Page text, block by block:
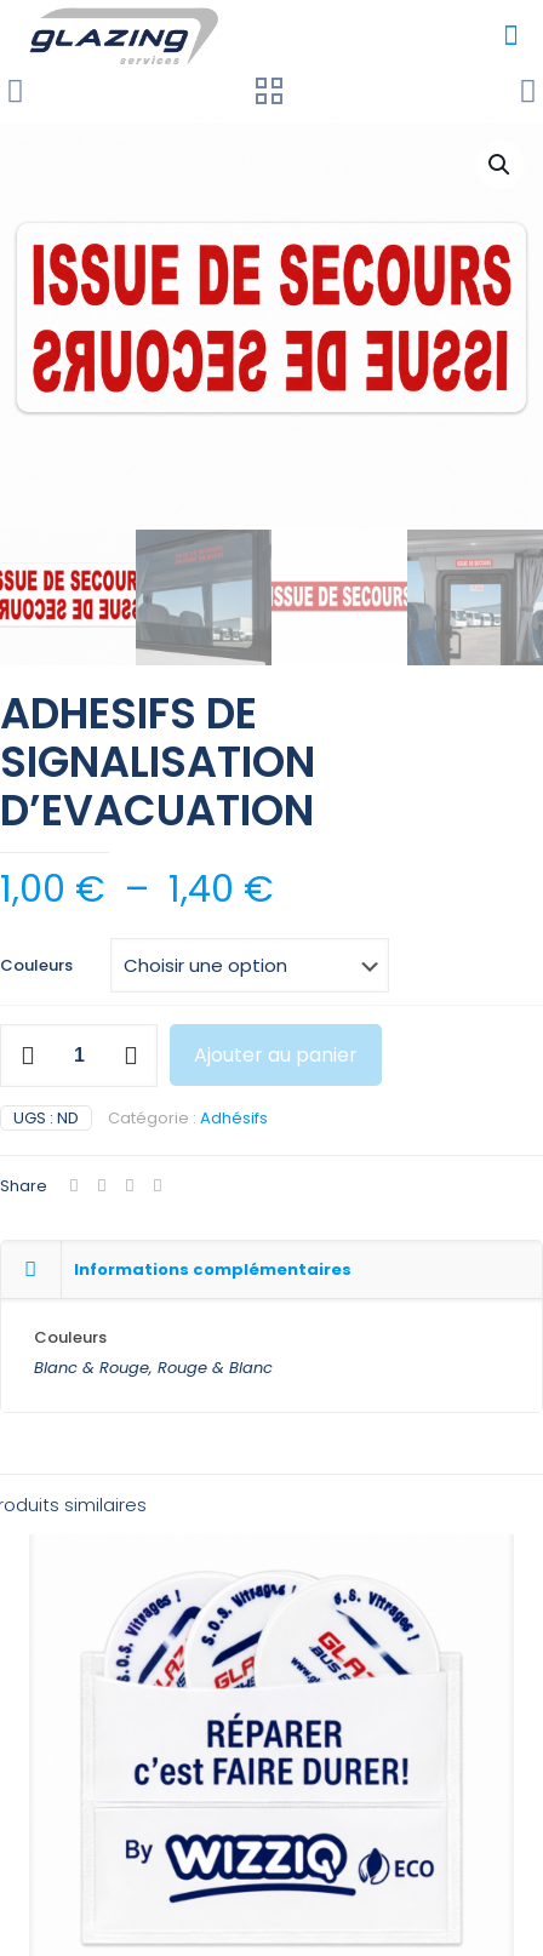
ADHESIFS DE
SIGNALISATION
D’EVACUATION
1,00 € – 1,40 €
prix :
à
1,40 €
Couleurs
DE
SIGNALISATION
Ajouter au panier
UGS : ND Catégorie : Adhésifs
Share
Informations complémentaires
Couleurs
Blanc & Rouge, Rouge & Blanc
similaires